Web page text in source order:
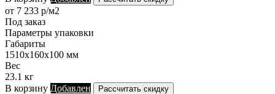
от 7 233 р/м2
Под заказ
Параметры упаковки
Габариты
1510х160х100 мм
Вес
23.1 кг
В корзину Добавлен Рассчитать скидку